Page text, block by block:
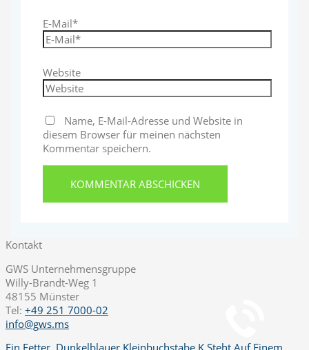
Chat
E-Mail*
Website
Name, E-Mail-Adresse und Website in
diesem Browser für meinen nächsten
Kommentar speichern.
Kontakt
GWS Unternehmensgruppe
Willy-Brandt-Weg 1
48155 Münster
Tel: +49 251 7000-02
info@gws.ms